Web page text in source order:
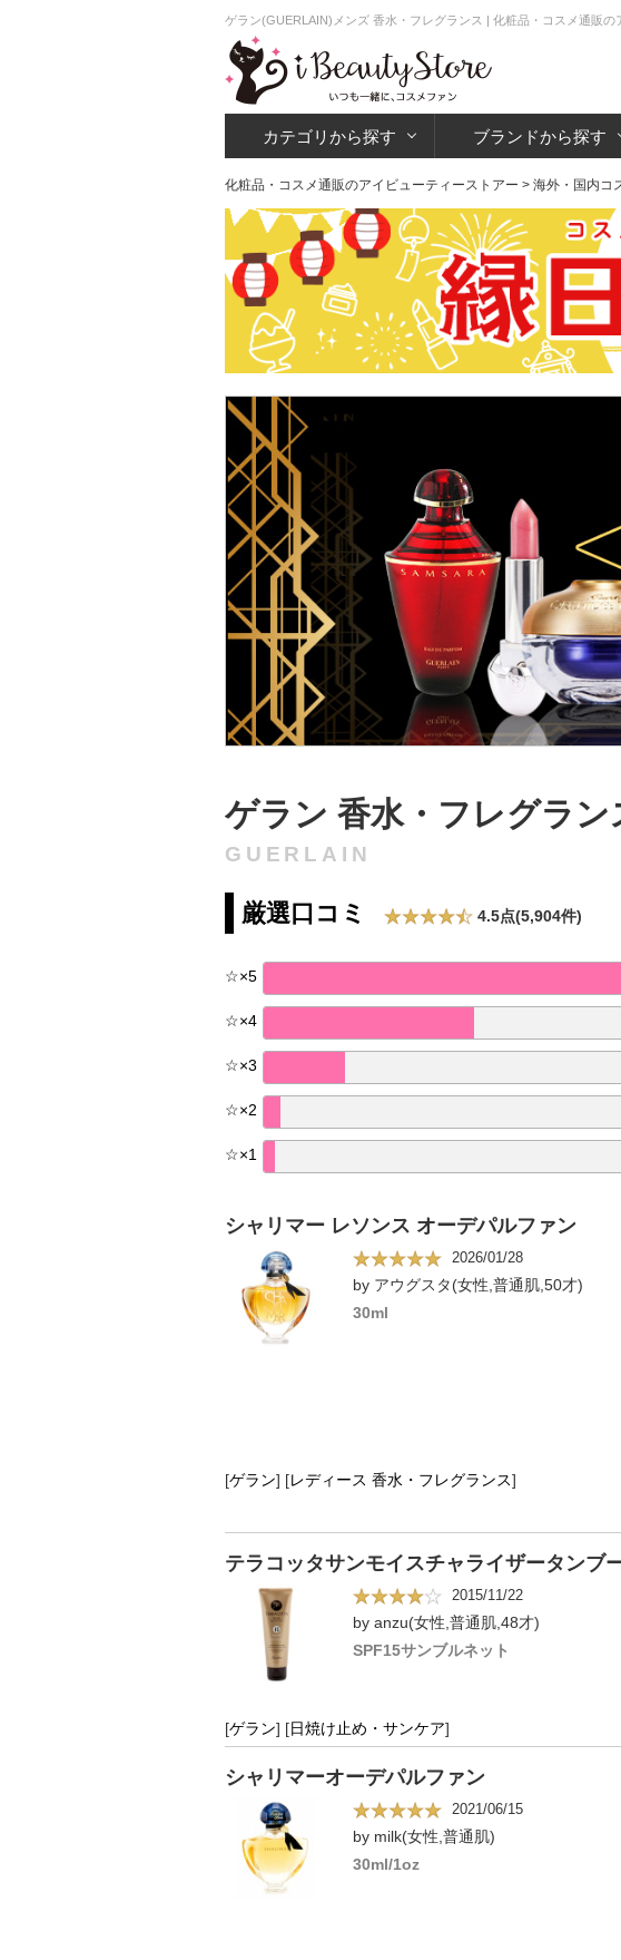
ゲラン(GUERLAIN)メンズ 香水・フレグランス | 化粧品・コスメ通販の
カテゴリから探す ブランドから探す
化粧品・コスメ通販のアイビューティーストアー > 海外・国内コ
ゲラン 香水・フレグラ
GUERLAIN
厳選口コミ 4.5点(5,904件)
☆×5
☆×4
☆×3
☆×2
☆×1
シャリマー レソンス オーデパルファン
2026/01/28
by アウグスタ(女性,普通肌,50才)
30ml
[ゲラン] [レディース 香水・フレグランス]
テラコッタサンモイスチャライザータンブ
2015/11/22
by anzu(女性,普通肌,48才)
SPF15サンブルネット
[ゲラン] [日焼け止め・サンケア]
シャリマーオーデパルファン
2021/06/15
by milk(女性,普通肌)
30ml/1oz